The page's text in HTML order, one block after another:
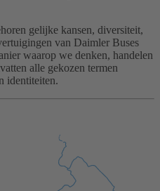
gelijke kansen, diversiteit,
van Daimler Buses
waarop we denken, handelen
alle gekozen termen
identiteiten.